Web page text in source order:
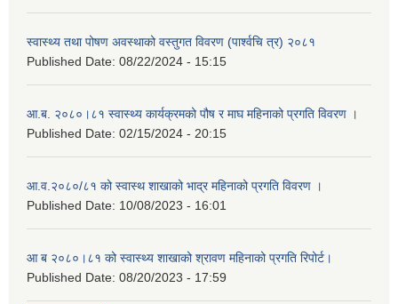
स्वास्थ्य तथा पोषण अवस्थाको वस्तुगत विवरण (पार्श्वचि त्र) २०८१
Published Date: 08/22/2024 - 15:15
आ.ब. २०८०।८१ स्वास्थ्य कार्यक्रमको पौष र माघ महिनाको प्रगति विवरण ।
Published Date: 02/15/2024 - 20:15
आ.व.२०८०/८१ को स्वास्थ शाखाको भाद्र महिनाको प्रगति विवरण ।
Published Date: 10/08/2023 - 16:01
आ ब २०८०।८१ को स्वास्थ्य शाखाको श्रावण महिनाको प्रगति रिपोर्ट।
Published Date: 08/20/2023 - 17:59